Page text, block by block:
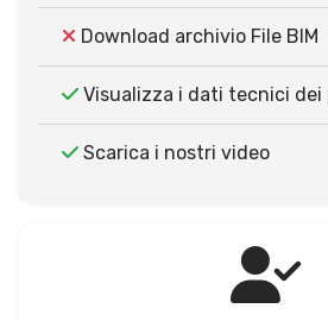
Download archivio File BIM
Visualizza i dati tecnici
Scarica i nostri video